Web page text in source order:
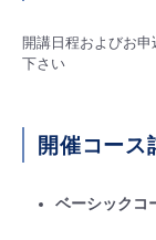
すべての
サポート
- 新規お申し
- マルチクラウ
- リモートワ
定期メン
協業パート
脱炭素化
開講日程およびお
下さい
開催コース
ベーシックコ